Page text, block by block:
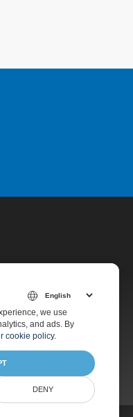
we use
and ads. By
cookie policy.
DENY